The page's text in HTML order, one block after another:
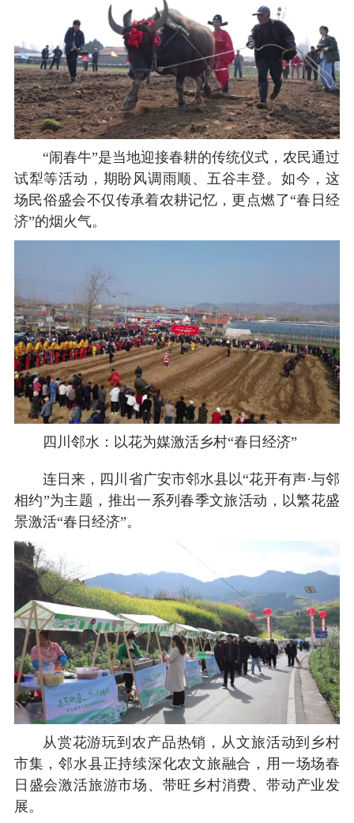
“闹春牛”是当地迎接春耕的传统仪式，农民通过
试犁等活动，期盼风调雨顺、五谷丰登。如今，这
场民俗盛会不仅传承着农耕记忆，更点燃了“春日经
济”的烟火气。
四川邻水：以花为媒激活乡村“春日经济”
连日来，四川省广安市邻水县以“花开有声·与邻
相约”为主题，推出一系列春季文旅活动，以繁花盛
景激活“春日经济”。
从赏花游玩到农产品热销，从文旅活动到乡村
市集，邻水县正持续深化农文旅融合，用一场场春
日盛会激活旅游市场、带旺乡村消费、带动产业发
展。